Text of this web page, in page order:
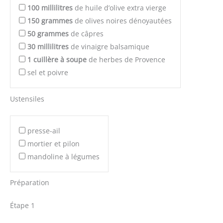
100 millilitres de huile d’olive extra vierge
150 grammes de olives noires dénoyautées
50 grammes de câpres
30 millilitres de vinaigre balsamique
1 cuillère à soupe de herbes de Provence
sel et poivre
Ustensiles
presse-ail
mortier et pilon
mandoline à légumes
Préparation
Étape 1